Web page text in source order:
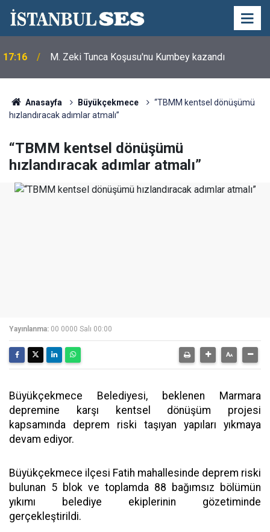
17:16 M. Zeki Tunca Koşusu'nu Kumbey kazandı
Anasayfa Büyükçekmece
“TBMM kentsel dönüşümü
hızlandıracak adımlar atmalı”
“TBMM kentsel dönüşümü
hızlandıracak adımlar atmalı”
Yayınlanma: 00 0000 Salı 00:00
Büyükçekmece Belediyesi, beklenen Marmara
depremine karşı kentsel dönüşüm projesi
kapsamında deprem riski taşıyan yapıları yıkmaya
devam ediyor.
Büyükçekmece ilçesi Fatih mahallesinde deprem riski
bulunan 5 blok ve toplamda 88 bağımsız bölümün
yıkımı belediye ekiplerinin gözetiminde
gerçekleştirildi.